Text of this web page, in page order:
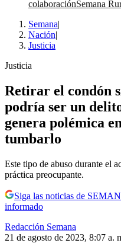
colaboraciónSemana
Semana|
Nación|
Justicia
Justicia
Retirar el condón
podría ser un
genera polémica
tumbarlo
Este tipo de abuso durante el
práctica preocupante.
Siga las noticias de
informado
Redacción Semana
21 de agosto de 2023, 8:07 a.